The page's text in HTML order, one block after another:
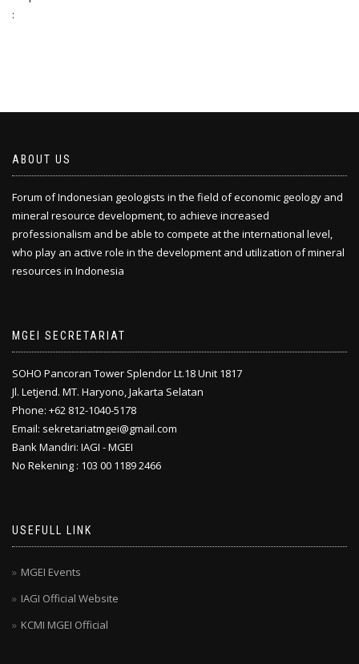
ABOUT US
Forum of Indonesian geologists in the field of economic geology and
mineral resource development, to achieve increased
professionalism and be able to compete at the international level,
who play an active role in the development and utilization of mineral
resources in Indonesia
MGEI SECRETARIAT
SOHO Pancoran Tower Splendor Lt.18 Unit 1817
Jl. Letjend. MT. Haryono, Jakarta Selatan
Phone: +62 812-1040-5178
Email: sekretariatmgei@gmail.com
Bank Mandiri: IAGI - MGEI
No Rekening : 103 00 1189 2466
USEFULL LINK
MGEI Events
IAGI Official Website
KCMI MGEI Official